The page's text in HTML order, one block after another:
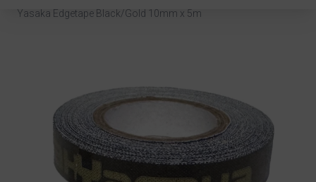
Yasaka Edgetape Black/Gold 10mm x 5m